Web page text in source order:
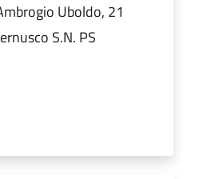
Uboldo, 21
S.N. PS